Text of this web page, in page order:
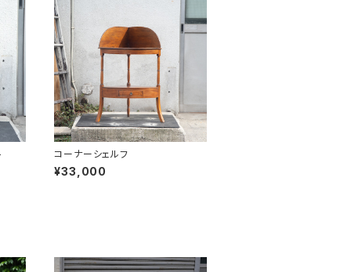
コーナーシェルフ
¥33,000